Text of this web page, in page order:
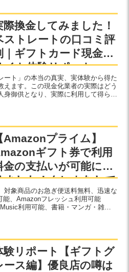
際換金してみました！
ストレートの口コミ評
｜ギフトカード現金化
イト体験リポート
ート」の本当の真実、実体験から得た
えます。この現金化業者の実際はどう
御供となり、実際に利用して得られ
Amazonプライム】
ギフト券で利用
金の支払いが可能にな
ました！クレカなしで
OK
対象商品のお急ぎ便送料無料、迅速な
能、Amazonフレッシュ利用可能
利用可能、書籍・マンガ・雑誌
とができるようになりました。
験リポート【ギフトグ
ース編】優良店の噂は